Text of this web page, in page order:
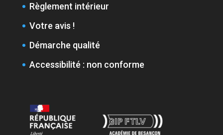
Règlement intérieur
Votre avis !
Démarche qualité
Accessibilité : non conforme